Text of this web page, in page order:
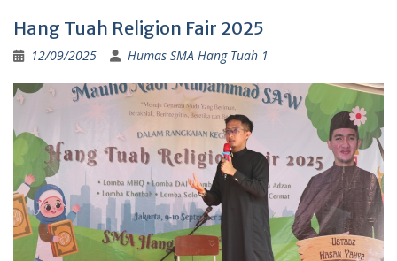
Hang Tuah Religion Fair 2025
12/09/2025 Humas SMA Hang Tuah 1